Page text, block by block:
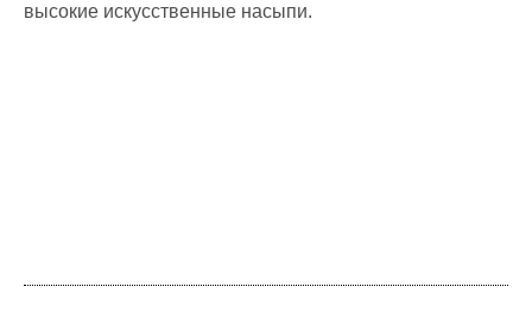
высокие искусственные насыпи.